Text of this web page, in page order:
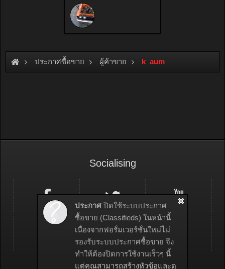
ประกาศ ปิดใช้ระบบประกาศ
ซื้อขาย (Classifieds) ในหน้านี้
เนื่องจากฟอรั่มเวอร์ชั่นใหม่ไม่
รองรับระบบประกาศซื้อขาย จึง
ทำให้ต้องปิดการใช้งานเร็วๆ นี้
แต่คุณสามารถสร้างหัวข้อและดู
ประกาศซื้อขาย ผู้ค้าขาย k_aum
Socialising